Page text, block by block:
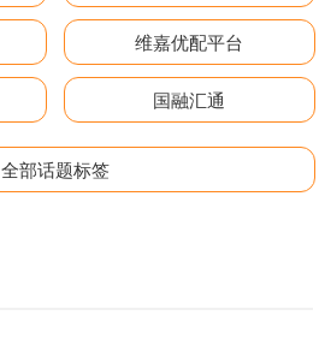
维嘉优配平台
国融汇通
全部话题标签